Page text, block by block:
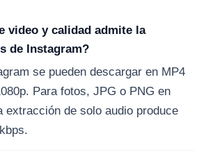
video y calidad admite la
de Instagram?
se pueden descargar en MP4
Para fotos, JPG o PNG en
extracción de solo audio produce